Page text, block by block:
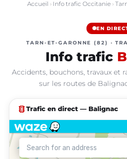
Accueil › Info trafic Occitanie›
EN
TARN-ET-GARONNE (82) ·
Info trafic
Accidents, bouchons, travaux et
sur les routes de
traffic Trafic en direct — Balignac